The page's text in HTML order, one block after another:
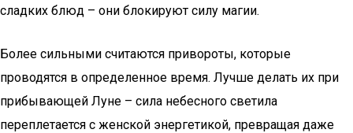
сладких блюд – они блокируют силу магии.
Более сильными считаются привороты, которые
проводятся в определенное время. Лучше делать их при
прибывающей Луне – сила небесного светила
переплетается с женской энергетикой, превращая даже